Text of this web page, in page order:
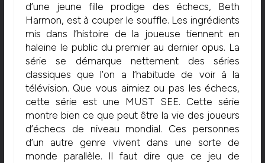
d’une jeune fille prodige des échecs, Beth
Harmon, est à couper le souffle. Les ingrédients
mis dans l’histoire de la joueuse tiennent en
haleine le public du premier au dernier opus. La
série se démarque nettement des séries
classiques que l’on a l’habitude de voir à la
télévision. Que vous aimiez ou pas les échecs,
cette série est une MUST SEE. Cette série
montre bien ce que peut être la vie des joueurs
d’échecs de niveau mondial. Ces personnes
d’un autre genre vivent dans une sorte de
monde parallèle. Il faut dire que ce jeu de